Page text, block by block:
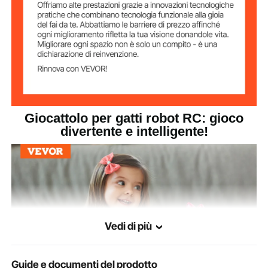
Giocattolo per gatti robot RC: gioco
divertente e intelligente!
Vedi di più
Guide e documenti del prodotto